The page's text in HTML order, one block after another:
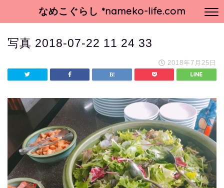
なめこぐらし *nameko-life.com
写真 2018-07-22 11 24 33
2018年7月25日